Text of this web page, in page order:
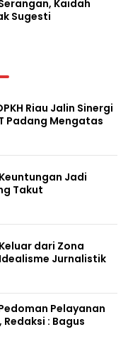
Kaidah
Sugesti
Riau Jalin Sinergi
Padang Mengatas
Jadi
Takut
dari Zona
Jurnalistik
Pelayanan
: Bagus